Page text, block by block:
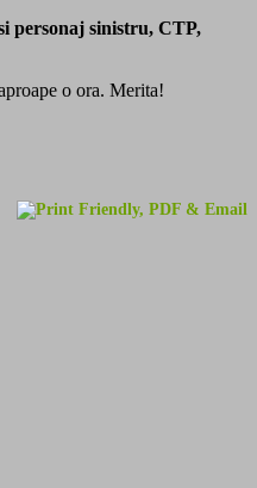
personaj sinistru, CTP,
o ora. Merita!